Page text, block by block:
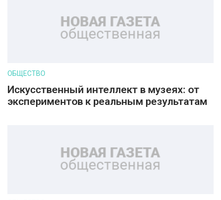
ОБЩЕСТВО
Искусственный интеллект в музеях: от
экспериментов к реальным результатам